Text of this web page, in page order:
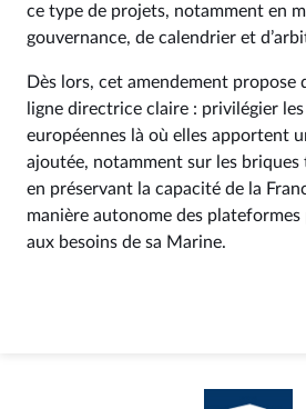
ce type de projets, notamment en
gouvernance, de calendrier et
Dès lors, cet amendement propose
ligne directrice claire : privilégier
européennes là où elles apportent
ajoutée, notamment sur les
en préservant la capacité de la
manière autonome des
aux besoins de sa Marine.